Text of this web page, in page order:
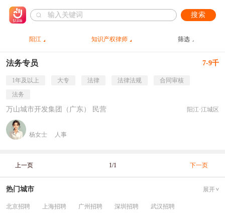
搜索
阳江 知识产权律师 筛选
法务专员 7-9千
1年及以上 大专 法律 法律法规
合同审核
法务
万山城市开发集团（广东） 民营 阳江·江城区
杨女士 人事
上一页 1/1 下一页
热门城市 展开
北京招聘 上海招聘 广州招聘 深圳招聘
武汉招聘